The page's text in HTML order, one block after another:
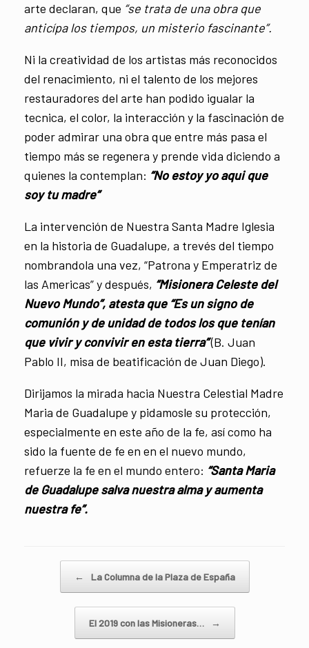
arte declaran, que “se trata de una obra que
anticípa los tiempos, un misterio fascinante”.
Ni la creatividad de los artistas más reconocidos
del renacimiento, ni el talento de los mejores
restauradores del arte han podido igualar la
tecnica, el color, la interacción y la fascinación de
poder admirar una obra que entre más pasa el
tiempo más se regenera y prende vida diciendo a
quienes la contemplan: “No estoy yo aqui que
soy tu madre”
La intervención de Nuestra Santa Madre Iglesia
en la historia de Guadalupe, a trevés del tiempo
nombrandola una vez, “Patrona y Emperatriz de
las Americas” y después, “Misionera Celeste del
Nuevo Mundo”, atesta que “Es un signo de
comunión y de unidad de todos los que tenían
que vivir y convivir en esta tierra”(B. Juan
Pablo II, misa de beatificación de Juan Diego).
Dirijamos la mirada hacia Nuestra Celestial Madre
Maria de Guadalupe y pidamosle su protección,
especialmente en este año de la fe, así como ha
sido la fuente de fe en en el nuevo mundo,
refuerze la fe en el mundo entero: “Santa Maria
de Guadalupe salva nuestra alma y aumenta
nuestra fe”.
← La Columna de la Plaza de España
El 2019 con las Misioneras… →